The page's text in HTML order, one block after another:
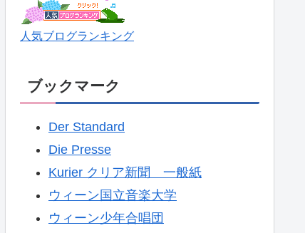
人気ブログランキング
ブックマーク
Der Standard
Die Presse
Kurier クリア新聞 一般紙
ウィーン国立音楽大学
ウィーン少年合唱団